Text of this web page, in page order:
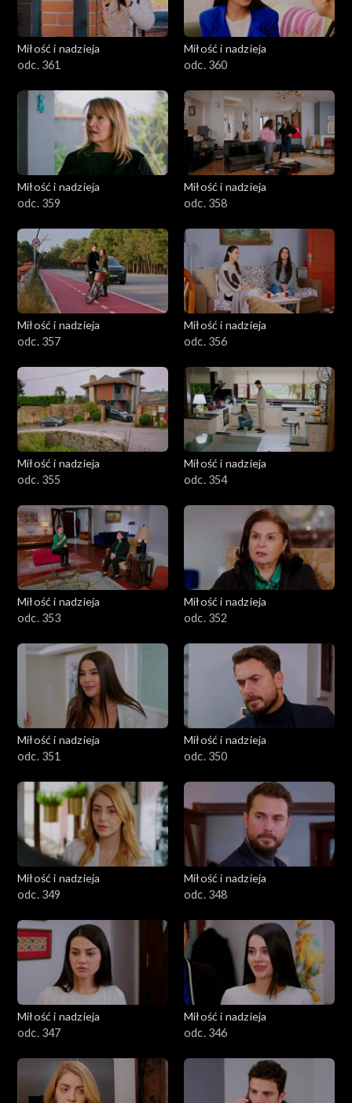
Miłość i nadzieja
odc. 361
Miłość i nadzieja
odc. 360
Miłość i nadzieja
odc. 359
Miłość i nadzieja
odc. 358
Miłość i nadzieja
odc. 357
Miłość i nadzieja
odc. 356
Miłość i nadzieja
odc. 355
Miłość i nadzieja
odc. 354
Miłość i nadzieja
odc. 353
Miłość i nadzieja
odc. 352
Miłość i nadzieja
odc. 351
Miłość i nadzieja
odc. 350
Miłość i nadzieja
odc. 349
Miłość i nadzieja
odc. 348
Miłość i nadzieja
odc. 347
Miłość i nadzieja
odc. 346